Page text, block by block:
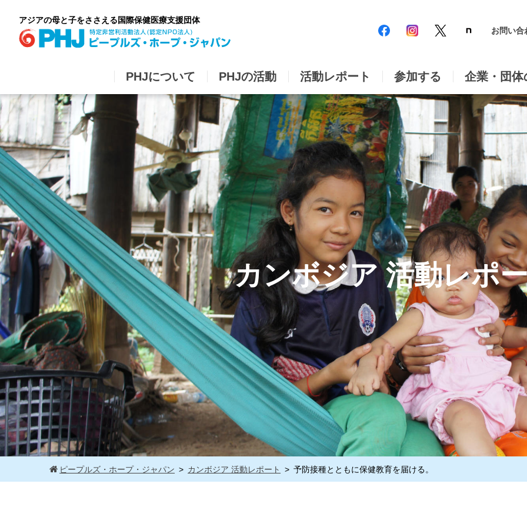
content
アジアの母と子をささえる国際保健医療支援団体
PHJについて PHJの活動 活動レポート 参加する 企業・団体
お問い合
カンボジア 活動レポ
ピープルズ・ホープ・ジャパン カンボジア 活動レポート 予防接種とともに保健教育を届ける。